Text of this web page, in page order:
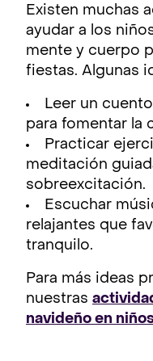
Existen muchas
ayudar a los
mente y cuerpo
fiestas. Algunas
Leer un
para fomentar la
Practicar
meditación
sobreexcitación.
Escuchar
relajantes que
tranquilo.
Para más ideas
nuestras
navideño en